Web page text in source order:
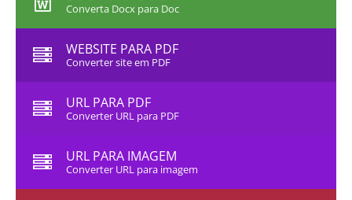
Converta Docx para Doc
WEBSITE PARA PDF
Converter site em PDF
URL PARA PDF
Converter URL para PDF
URL PARA IMAGEM
Converter URL para imagem